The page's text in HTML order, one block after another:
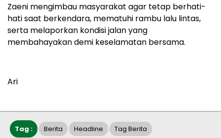
Zaeni mengimbau masyarakat agar tetap berhati-
hati saat berkendara, mematuhi rambu lalu lintas,
serta melaporkan kondisi jalan yang
membahayakan demi keselamatan bersama.
Ari
Tag : Berita Headline Tag Berita